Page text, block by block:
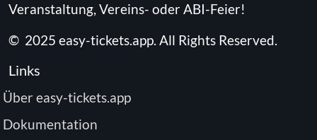
Veranstaltung, Vereins- oder ABI-Feier!
© 2025 easy-tickets.app. All Rights Reserved.
Links
Über easy-tickets.app
Dokumentation